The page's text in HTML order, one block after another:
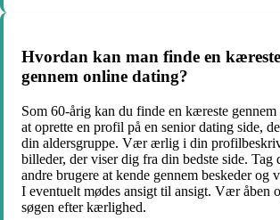
Hvordan kan man finde en
gennem online dating?
Som 60-årig kan du finde en kæreste
at oprette en profil på en senior dating side,
din aldersgruppe. Vær ærlig i din
billeder, der viser dig fra din bedste side.
andre brugere at kende gennem beskeder og
I eventuelt mødes ansigt til ansigt. Vær åben
søgen efter kærlighed.